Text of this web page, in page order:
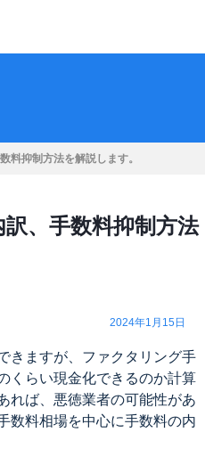
料抑制方法を解説します。
、手数料抑制方法
2024年1月15日
きますが、ファクタリング手
くらい現金化できるのか計算
れば、悪徳業者の可能性があ
数料相場を中心に手数料の内